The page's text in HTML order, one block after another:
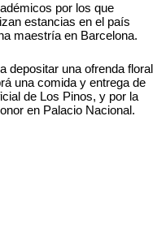
por los que
estancias en el país
maestría en Barcelona.
depositar una ofrenda floral
una comida y entrega de
de Los Pinos, y por la
en Palacio Nacional.